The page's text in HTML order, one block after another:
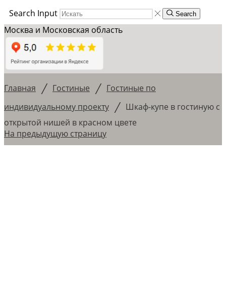
Search Input
Search
Москва и Московская область
Главная / Гостиные / Гостиные по
индивидуальному проекту / Шкаф-купе в гостиную с
открытой нишей в красном цвете
На предыдущую страницу